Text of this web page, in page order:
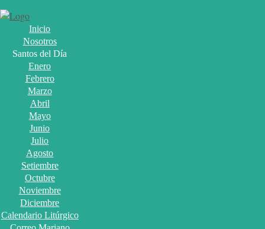
Inicio
Nosotros
Santos del Día
Enero
Febrero
Marzo
Abril
Mayo
Junio
Julio
Agosto
Setiembre
Octubre
Noviembre
Diciembre
Calendario Litúrgico